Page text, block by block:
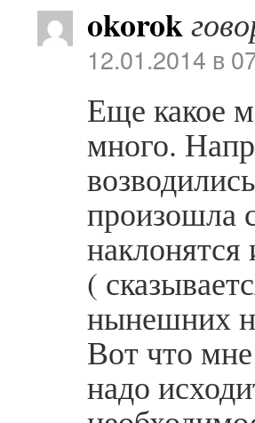
okorok
12.01.2014 в
Еще какое
много.
произошла
наклонятся
(
нынешних
Вот что
надо